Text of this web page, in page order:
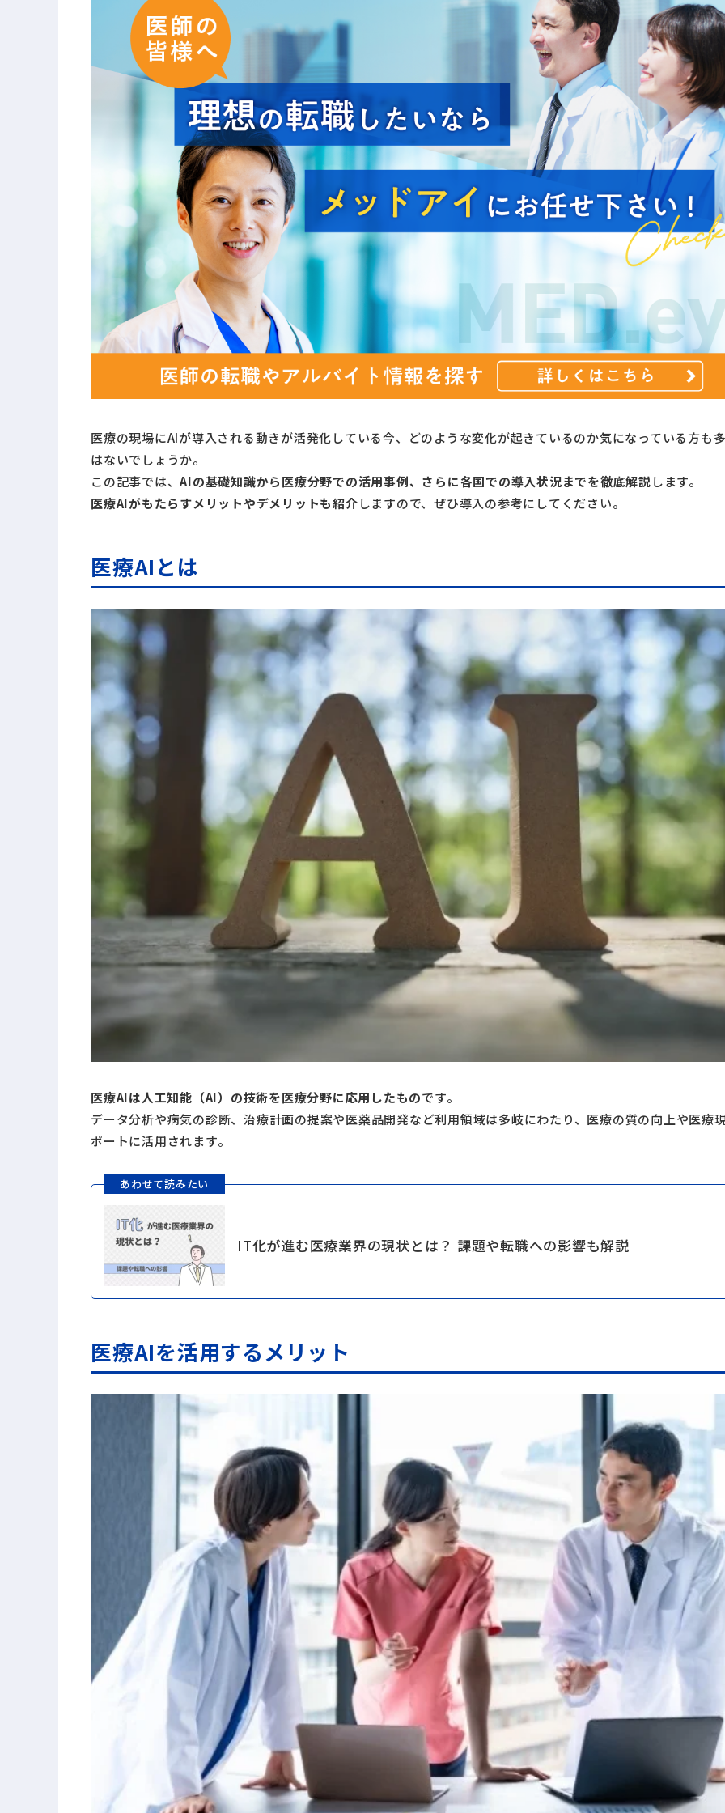
医療の現場にAIが導入される動きが活発化している今、どのような変化が起きているのか気になっている方も
はないでしょうか。
この記事では、AIの基礎知識から医療分野での活用事例、さらに各国での導入状況までを徹底解説します。
医療AIがもたらすメリットやデメリットも紹介しますので、ぜひ導入の参考にしてください。
医療AIとは
医療AIは人工知能（AI）の技術を医療分野に応用したものです。
データ分析や病気の診断、治療計画の提案や医薬品開発など利用領域は多岐にわたり、医療の質の向上や医療
ポートに活用されます。
あわせて読みたい
IT化が進む医療業界の現状とは？ 課題や転職への影響も解説
医療AIを活用するメリット